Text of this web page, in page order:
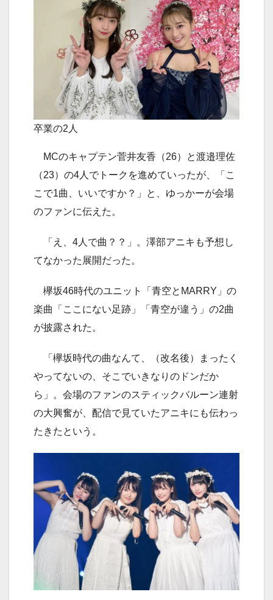
卒業の2人
MCのキャプテン菅井友香（26）と渡邉理佐
（23）の4人でトークを進めていったが、「こ
こで1曲、いいですか？」と、ゆっかーが会場
のファンに伝えた。
「え、4人で曲？？」。澤部アニキも予想し
てなかった展開だった。
欅坂46時代のユニット「青空とMARRY」の
楽曲「ここにない足跡」「青空が違う」の2曲
が披露された。
「欅坂時代の曲なんて、（改名後）まったく
やってないの、そこでいきなりのドンだか
ら」。会場のファンのスティックバルーン連射
の大興奮が、配信で見ていたアニキにも伝わっ
たきたという。